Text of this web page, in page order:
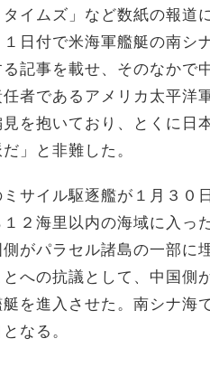
イムズ」など数紙の報道
日付で米海軍艦艇の南シ
記事を載せ、そのなかで
者であるアメリカ太平洋
を抱いており、とくに日
」と非難した。
サイル駆逐艦が１月３０
１２海里以内の海域に入っ
がパラセル諸島の一部に
への抗議として、中国側
を進入させた。南シナ海
なる。